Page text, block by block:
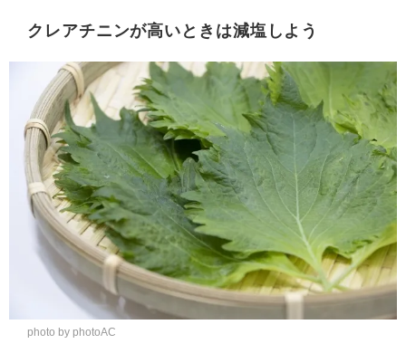
クレアチニンが高いときは減塩しよう
photo by photoAC